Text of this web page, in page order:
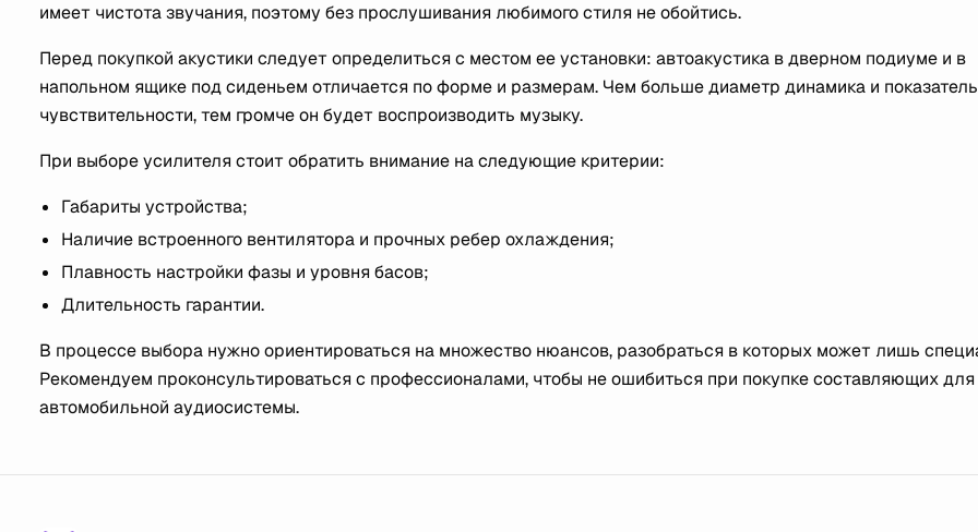
имеет чистота звучания, поэтому без прослушивания любимого стиля не обойтись.
Перед покупкой акустики следует определиться с местом ее установки: автоакустика в дверном подиуме и в
напольном ящике под сиденьем отличается по форме и размерам. Чем больше диаметр динамика и показатель
чувствительности, тем громче он будет воспроизводить музыку.
При выборе усилителя стоит обратить внимание на следующие критерии:
Габариты устройства;
Наличие встроенного вентилятора и прочных ребер охлаждения;
Плавность настройки фазы и уровня басов;
Длительность гарантии.
В процессе выбора нужно ориентироваться на множество нюансов, разобраться в которых может лишь
Рекомендуем проконсультироваться с профессионалами, чтобы не ошибиться при покупке составляющих для
автомобильной аудиосистемы.